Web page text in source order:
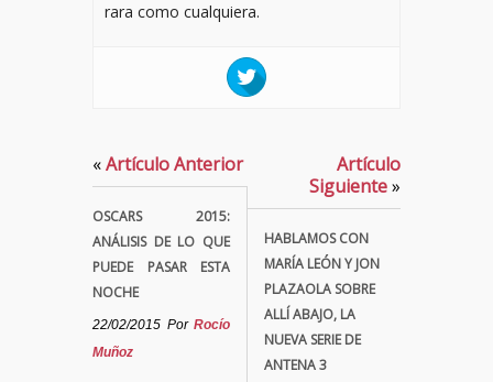
rara como cualquiera.
«Artículo Anterior
OSCARS 2015:
ANÁLISIS DE LO QUE
PUEDE PASAR ESTA
NOCHE
22/02/2015 Por Rocío
Muñoz
Artículo
Siguiente»
HABLAMOS CON
MARÍA LEÓN Y JON
PLAZAOLA SOBRE
ALLÍ ABAJO, LA
NUEVA SERIE DE
ANTENA 3